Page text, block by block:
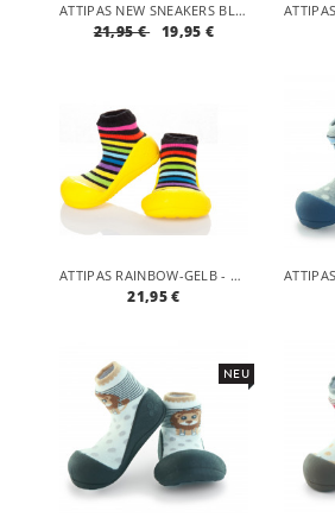
ATTIPAS NEW SNEAKERS BLAU- ERGONOMISCHE BABY LAUFLERNSCHUHE, ATMUNGSAKTIVE KINDER HAUSSCHUHE ABS SOCKEN BABYSCHUHE ANTIRUTSCH
21,95 € 19,95 €
ATTIPAS RAINBOW-GELB - ERGONOMISCHE BABY LAUFLERNSCHUHE, ATMUNGSAKTIVE KINDER HAUSSCHUHE ABS SOCKEN BABYSCHUHE ANTIRUTSCH
21,95 €
NEU